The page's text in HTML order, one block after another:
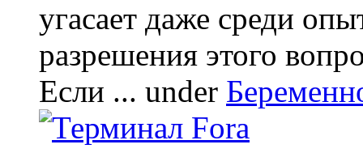
угасает даже среди
разрешения этого
Если ... under